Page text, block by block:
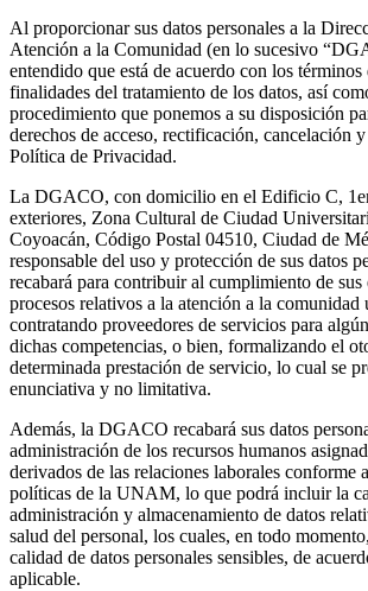
Al proporcionar sus datos personales a la
Atención a la Comunidad (en lo sucesivo
entendido que está de acuerdo con los términos
finalidades del tratamiento de los datos, así
procedimiento que ponemos a su disposición
derechos de acceso, rectificación, cancelación
Política de Privacidad.
La DGACO, con domicilio en el Edificio C,
exteriores, Zona Cultural de Ciudad
Coyoacán, Código Postal 04510, Ciudad de
responsable del uso y protección de sus datos
recabará para contribuir al cumplimiento de
procesos relativos a la atención a la comunidad
contratando proveedores de servicios para
dichas competencias, o bien, formalizando el
determinada prestación de servicio, lo cual se
enunciativa y no limitativa.
Además, la DGACO recabará sus datos
administración de los recursos humanos
derivados de las relaciones laborales conforme
políticas de la UNAM, lo que podrá incluir la
administración y almacenamiento de datos
salud del personal, los cuales, en todo
calidad de datos personales sensibles, de
aplicable.